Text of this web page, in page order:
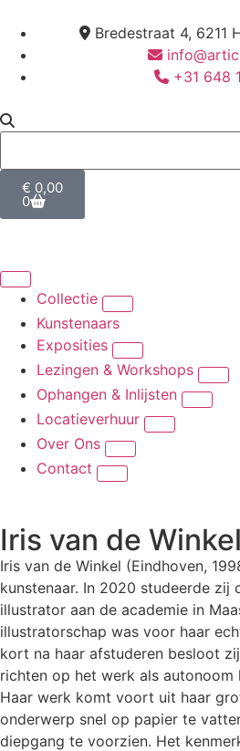
Bredestraat 4, 6211
+31 648
€ 0,00
0
Collectie
Kunstenaars
Exposities
Lezingen & Workshops
Ophangen & Inlijsten
Locatieverhuur
Over Ons
Contact
Iris van de Winkel
Iris van de Winkel (Eindhoven,
kunstenaar. In 2020 studeerde zij
illustrator aan de academie in
illustratorschap was voor haar
kort na haar afstuderen besloot
richten op het werk als autonoom
Haar werk komt voort uit haar
onderwerp snel op papier te
diepgang te voorzien. Het